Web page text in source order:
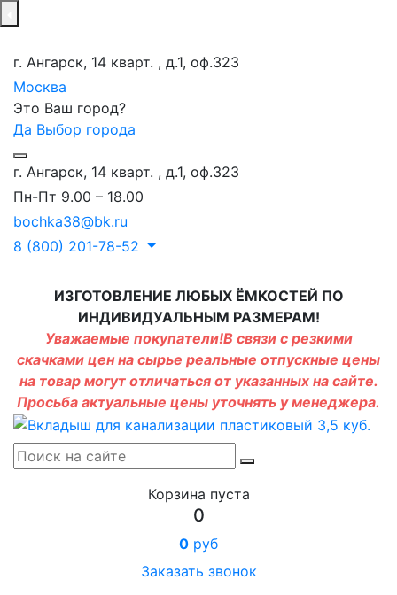
г. Ангарск, 14 кварт. , д.1, оф.323
Москва
Это Ваш город?
Да Выбор города
г. Ангарск, 14 кварт. , д.1, оф.323
Пн-Пт 9.00 – 18.00
bochka38@bk.ru
8 (800) 201-78-52
ИЗГОТОВЛЕНИЕ ЛЮБЫХ ЁМКОСТЕЙ ПО
ИНДИВИДУАЛЬНЫМ РАЗМЕРАМ!
Уважаемые покупатели!В связи с резкими
скачками цен на сырье реальные отпускные цены
на товар могут отличаться от указанных на сайте.
Просьба актуальные цены уточнять у менеджера.
Корзина пуста
0
0 руб
Заказать звонок